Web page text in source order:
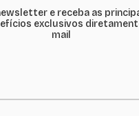
e receba as
exclusivos
mail